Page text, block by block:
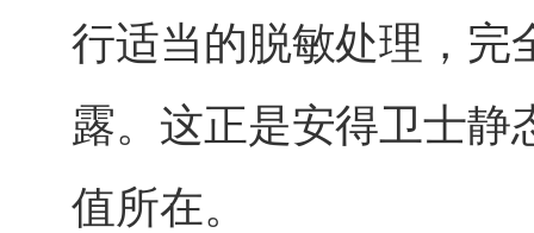
行适当的脱敏处理，完
露。这正是安得卫士静
值所在。